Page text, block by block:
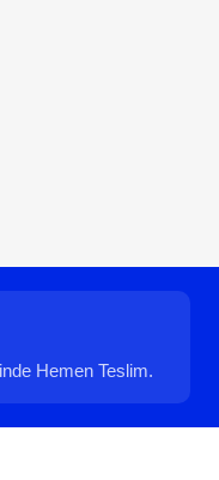
Hemen Teslim.